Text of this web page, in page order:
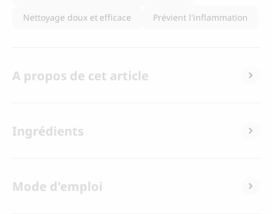
Nettoyage doux et efficace Prévient l'inflammation
A propos de cet article
Ingrédients
Mode d'emploi